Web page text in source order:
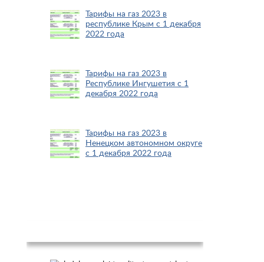
Тарифы на газ 2023 в
республике Крым с 1 декабря
2022 года
Тарифы на газ 2023 в
Республике Ингушетия с 1
декабря 2022 года
Тарифы на газ 2023 в
Ненецком автономном округе
с 1 декабря 2022 года